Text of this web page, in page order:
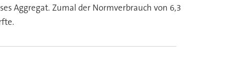
Aggregat. Zumal der Normverbrauch von 6,3